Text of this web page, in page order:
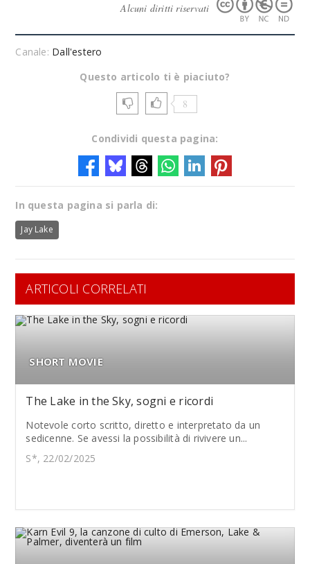
Alcuni diritti riservati
Canale: Dall'estero
Questo articolo ti è piaciuto?
8
Condividi questa pagina:
In questa pagina si parla di:
Jay Lake
ARTICOLI CORRELATI
SHORT MOVIE
The Lake in the Sky, sogni e ricordi
Notevole corto scritto, diretto e interpretato da un
sedicenne. Se avessi la possibilità di rivivere un...
S*, 22/02/2025